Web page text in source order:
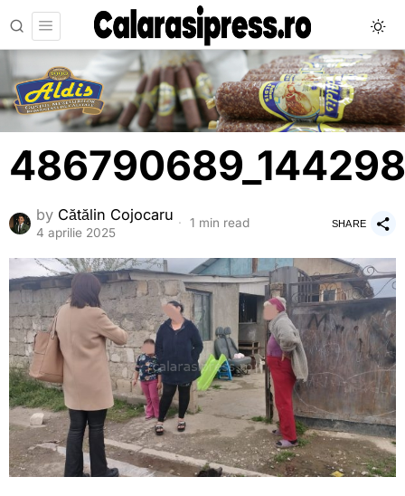
by Cătălin Cojocaru
4 aprilie 2025
1 min read SHARE